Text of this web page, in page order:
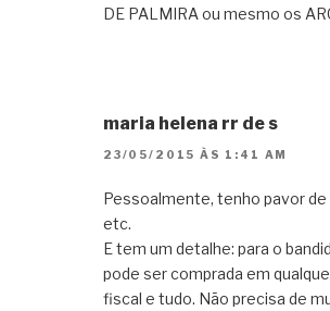
DE PALMIRA ou mesmo os
maria helena rr de s
23/05/2015 ÀS 1:41 AM
Pessoalmente, tenho pavor
etc.
E tem um detalhe: para o
pode ser comprada em
fiscal e tudo. Não precisa de